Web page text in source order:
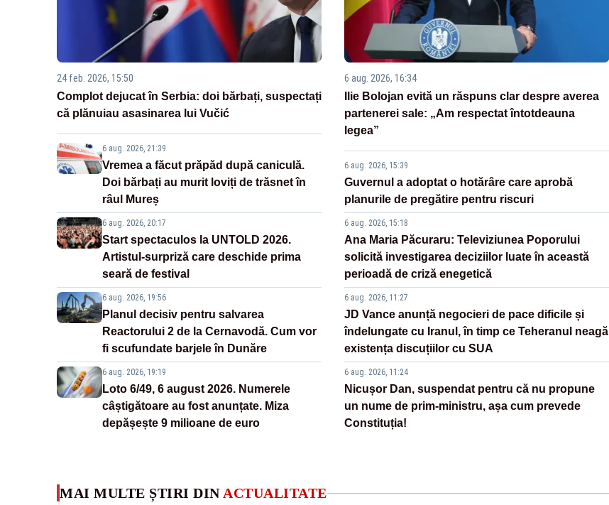
24 feb. 2026, 15:50
Complot dejucat în Serbia: doi bărbați, suspectați
că plănuiau asasinarea lui Vučić
6 aug. 2026, 21:39
Vremea a făcut prăpăd după caniculă.
Doi bărbați au murit loviți de trăsnet în
râul Mureș
6 aug. 2026, 20:17
Start spectaculos la UNTOLD 2026.
Artistul-surpriză care deschide prima
seară de festival
6 aug. 2026, 19:56
Planul decisiv pentru salvarea
Reactorului 2 de la Cernavodă. Cum vor
fi scufundate barjele în Dunăre
6 aug. 2026, 19:19
Loto 6/49, 6 august 2026. Numerele
câștigătoare au fost anunțate. Miza
depășește 9 milioane de euro
6 aug. 2026, 16:34
Ilie Bolojan evită un răspuns clar despre averea
partenerei sale: „Am respectat întotdeauna
legea”
6 aug. 2026, 15:39
Guvernul a adoptat o hotărâre care aprobă
planurile de pregătire pentru riscuri
6 aug. 2026, 15:18
Ana Maria Păcuraru: Televiziunea Poporului
solicită investigarea deciziilor luate în această
perioadă de criză enegetică
6 aug. 2026, 11:27
JD Vance anunță negocieri de pace dificile și
îndelungate cu Iranul, în timp ce Teheranul neagă
existența discuțiilor cu SUA
6 aug. 2026, 11:24
Nicușor Dan, suspendat pentru că nu propune
un nume de prim-ministru, așa cum prevede
Constituția!
MAI MULTE ȘTIRI DIN ACTUALITATE